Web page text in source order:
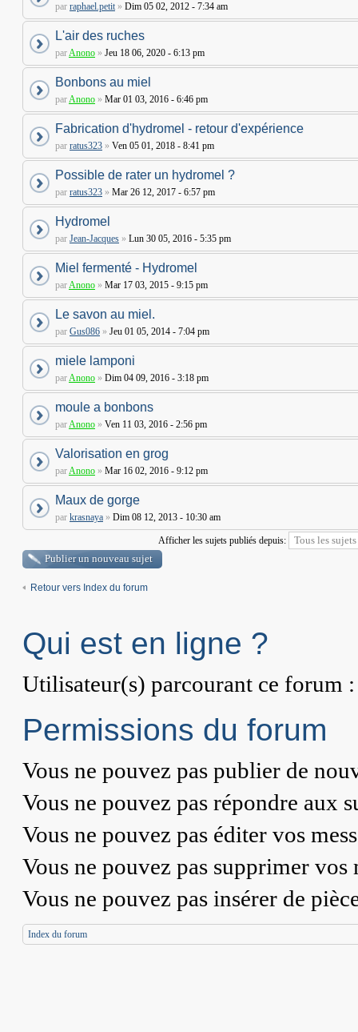
par raphael.petit » Dim 05 02, 2012 - 7:34 am
L'air des ruches
parAnono » Jeu 18 06, 2020 - 6:13 pm
Bonbons au miel
parAnono » Mar 01 03, 2016 - 6:46 pm
Fabrication d'hydromel - retour d'expérience
par ratus323 » Ven 05 01, 2018 - 8:41 pm
Possible de rater un hydromel ?
par ratus323 » Mar 26 12, 2017 - 6:57 pm
Hydromel
par Jean-Jacques » Lun 30 05, 2016 - 5:35 pm
Miel fermenté - Hydromel
parAnono » Mar 17 03, 2015 - 9:15 pm
Le savon au miel.
par Gus086 » Jeu 01 05, 2014 - 7:04 pm
miele lamponi
parAnono » Dim 04 09, 2016 - 3:18 pm
moule a bonbons
parAnono » Ven 11 03, 2016 - 2:56 pm
Valorisation en grog
parAnono » Mar 16 02, 2016 - 9:12 pm
Maux de gorge
par krasnaya » Dim 08 12, 2013 - 10:30 am
Afficher les sujets publiés depuis:
Publier un nouveau sujet
Retour vers Index du forum
Qui est en ligne ?
Utilisateur(s) parcourant ce forum
Permissions du forum
Vous ne pouvez pas publier de
Vous ne pouvez pas répondre aux
Vous ne pouvez pas éditer vos
Vous ne pouvez pas supprimer vos
Vous ne pouvez pas insérer de
Index du forum